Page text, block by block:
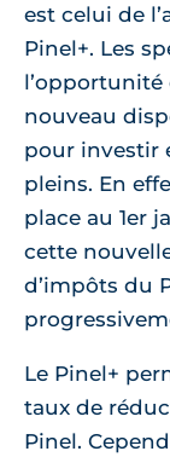
est celui de
Pinel+. Les
l’opportunité
nouveau
pour investir
pleins. En
place au 1er
cette
d’impôts du
Le Pinel+
taux de
Pinel.